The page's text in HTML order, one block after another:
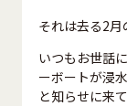
それは去る2月
いつもお世話
ーボートが浸
と知らせに来